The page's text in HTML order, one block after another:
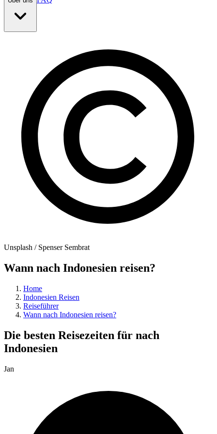
Unsplash / Spenser Sembrat
Wann nach Indonesien reisen?
Home
Indonesien Reisen
Reiseführer
Wann nach Indonesien reisen?
Die besten Reisezeiten für nach
Indonesien
Jan